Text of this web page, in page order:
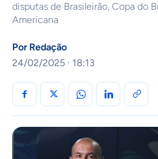
disputas de Brasileirão, Copa do
Americana
Por Redação
24/02/2025 · 18:13